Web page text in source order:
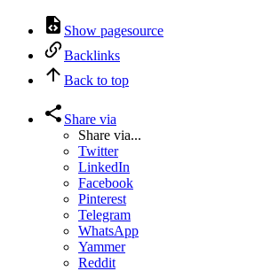
Show pagesource
Backlinks
Back to top
Share via
Share via...
Twitter
LinkedIn
Facebook
Pinterest
Telegram
WhatsApp
Yammer
Reddit